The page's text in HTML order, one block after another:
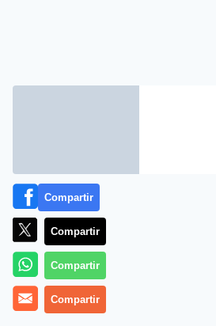
Compartir
Compartir
Compartir
Compartir